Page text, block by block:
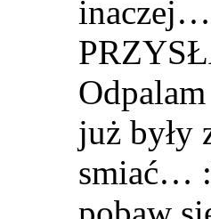
inaczej…
już były
smiać…